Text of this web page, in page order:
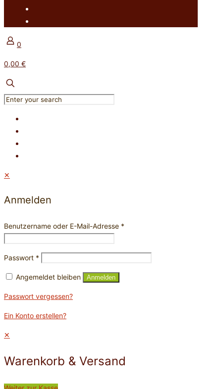
0
0,00 €
✕
Anmelden
Benutzername oder E-Mail-Adresse *
Passwort *
Angemeldet bleiben Anmelden
Passwort vergessen?
Ein Konto erstellen?
✕
Warenkorb & Versand